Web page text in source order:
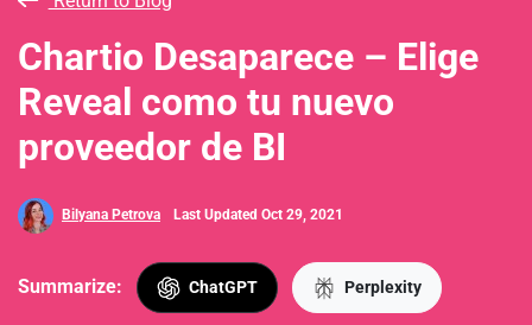
Chartio Desaparece – Elige
Reveal como tu nuevo
proveedor de BI
Bilyana Petrova Last Updated Oct 29, 2021
Summarize: ChatGPT Perplexity